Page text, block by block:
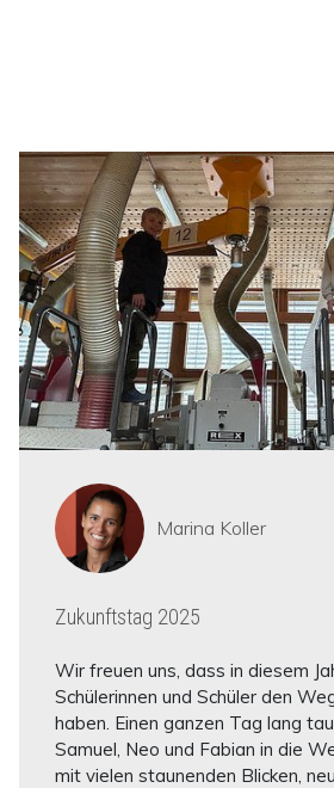
Marina Koller
Zukunftstag 2025
Wir freuen uns, dass in diesem
Schülerinnen und Schüler den
haben. Einen ganzen Tag lang
Samuel, Neo und Fabian in die
mit vielen staunenden Blicken,